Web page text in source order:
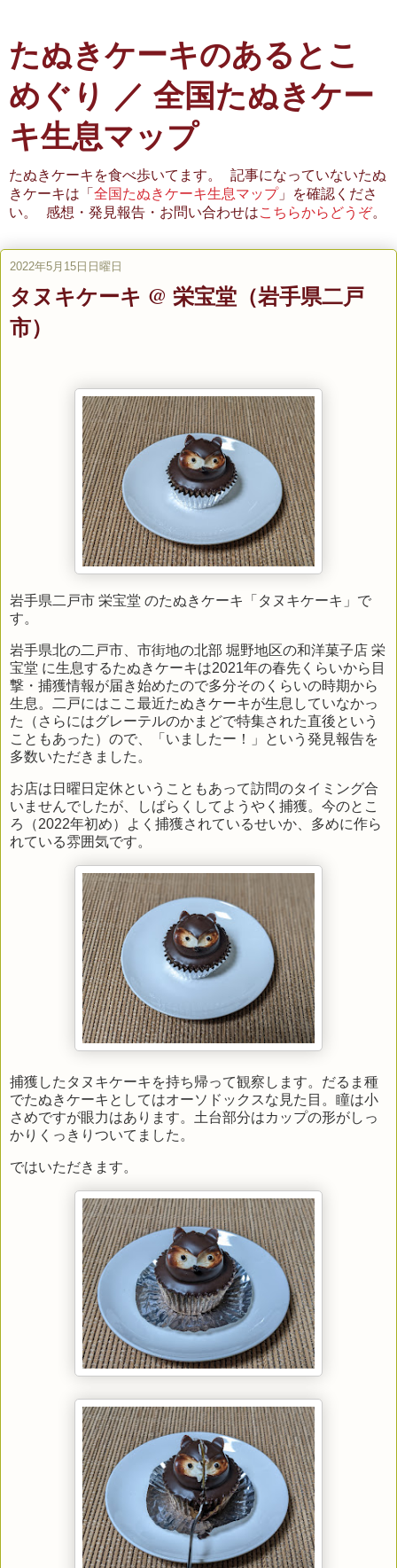
たぬきケーキのあるとこ
めぐり ／ 全国たぬきケー
キ生息マップ
たぬきケーキを食べ歩いてます。 記事になっていないたぬ
きケーキは「 全国たぬきケーキ生息マップ」を確認くださ
い。 感想・発見報告・お問い合わせはこちらからどうぞ。
2022年5月15日日曜日
タヌキケーキ @ 栄宝堂（岩手県二戸
市）
岩手県二戸市 栄宝堂 のたぬきケーキ「タヌキケーキ」で
す。
岩手県北の二戸市、市街地の北部 堀野地区の和洋菓子店 栄
宝堂 に生息するたぬきケーキは2021年の春先くらいから目
撃・捕獲情報が届き始めたので多分そのくらいの時期から
生息。二戸にはここ最近たぬきケーキが生息していなかっ
た（さらにはグレーテルのかまどで特集された直後という
こともあった）ので、「いましたー！」という発見報告を
多数いただきました。
お店は日曜日定休ということもあって訪問のタイミング合
いませんでしたが、しばらくしてようやく捕獲。今のとこ
ろ（2022年初め）よく捕獲されているせいか、多めに作ら
れている雰囲気です。
捕獲したタヌキケーキを持ち帰って観察します。だるま種
でたぬきケーキとしてはオーソドックスな見た目。瞳は小
さめですが眼力はあります。土台部分はカップの形がしっ
かりくっきりついてました。
ではいただきます。